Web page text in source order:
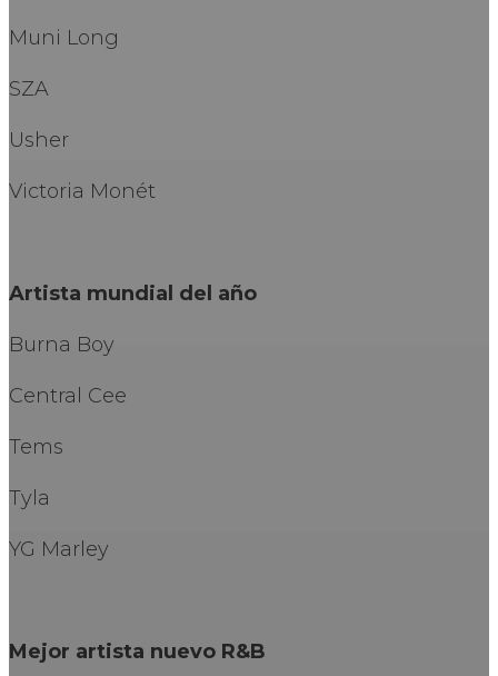
Muni Long
SZA
Usher
Victoria Monét
Artista mundial del año
Burna Boy
Central Cee
Tems
Tyla
YG Marley
Mejor artista nuevo R&B